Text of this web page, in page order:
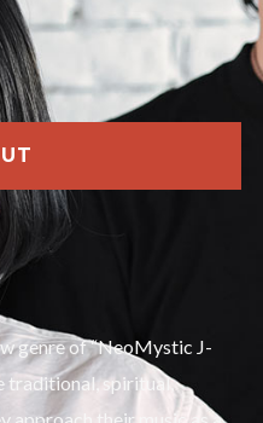
genre of “NeoMystic J-
traditional, spiritual,